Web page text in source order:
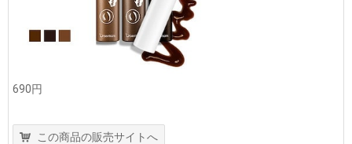
690円
この商品の販売サイトへ